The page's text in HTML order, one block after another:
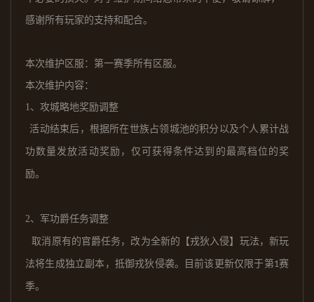
感谢所有玩家的支持和配合。
本次维护区服： 第一赛季所有区服。
本次维护内容：
1、 攻城略地奖励调整
活动结束后， 根据所在世族占领城池的积分以及个人累计战
功数量发放活动奖励， 仅可获得条件达到的最高档位的奖
励。
2、 军功爵任务调整
取消原有的官爵任务，改为全新的【戎狄入侵】玩法，新玩
法将生成独立副本，抵御戎狄侵袭。目前该更新仅限于第1赛
季。